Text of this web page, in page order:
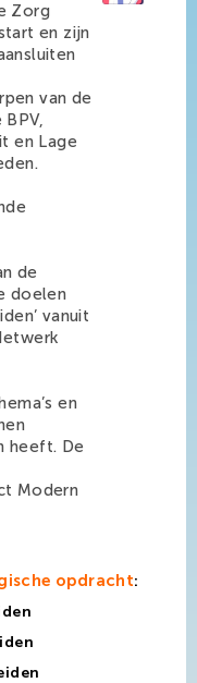
Zorg
en zijn
van de
en Lage
de
doelen
vanuit
en
heeft. De
Modern
opdracht: